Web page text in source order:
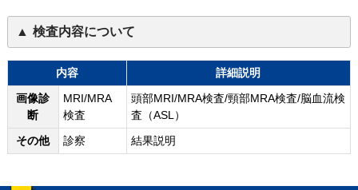
検査内容について
内容
詳細説明
画像診
断
MRI/MRA
検査
頭部MRI/MRA検査/頸部MRA検査/脳血流検
査（ASL）
その他
診察 結果説明